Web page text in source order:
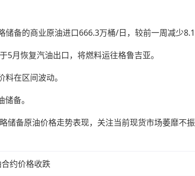
备的商业原油进口666.3万桶/日，较前一周减少8.1
恢复汽油出口，将燃料运往格鲁吉亚。
在区间波动。
备。
备原油价格走势表现，关注当前现货市场萎靡不
约价格收跌